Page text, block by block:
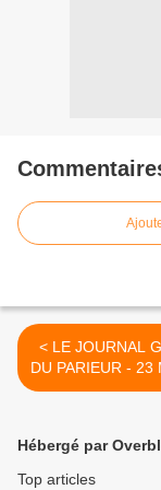
< LE JOURNAL GRATUIT
DU PARIEUR - 23
- COUPLE DU
Hébergé par
Top articles